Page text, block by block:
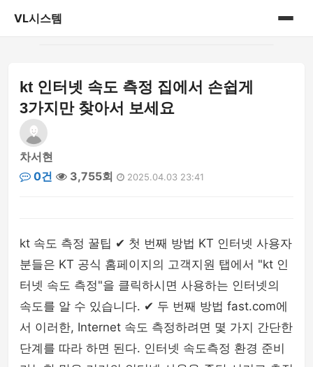
VL시스템
게시판
kt 인터넷 속도 측정 집에서 손쉽게
3가지만 찾아서 보세요
차서현
0건
3,755회 2025.04.03 23:41
kt 속도 측정 꿀팁 ✔ 첫 번째 방법 KT 인터넷 사용자
분들은 KT 공식 홈페이지의 고객지원 탭에서 "kt 인
터넷 속도 측정"을 클릭하시면 사용하는 인터넷의
속도를 알 수 있습니다. ✔ 두 번째 방법 fast.com에
서 이러한, Internet 속도 측정하려면 몇 가지 간단한
단계를 따라 하면 된다. 인터넷 속도측정 환경 준비